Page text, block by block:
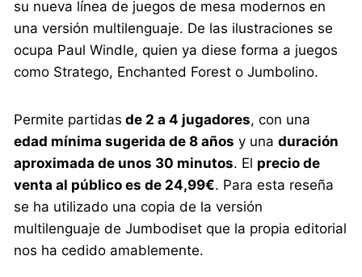
su nueva línea de juegos de mesa modernos en
una versión multilenguaje. De las ilustraciones se
ocupa Paul Windle, quien ya diese forma a juegos
como Stratego, Enchanted Forest o Jumbolino.
Permite partidas de 2 a 4 jugadores, con una
edad mínima sugerida de 8 años y unaduración
aproximada de unos 30 minutos. El precio de
venta al público es de 24,99€. Para esta reseña
se ha utilizado una copia de la versión
multilenguaje de Jumbodiset que la propia editorial
nos ha cedido amablemente.